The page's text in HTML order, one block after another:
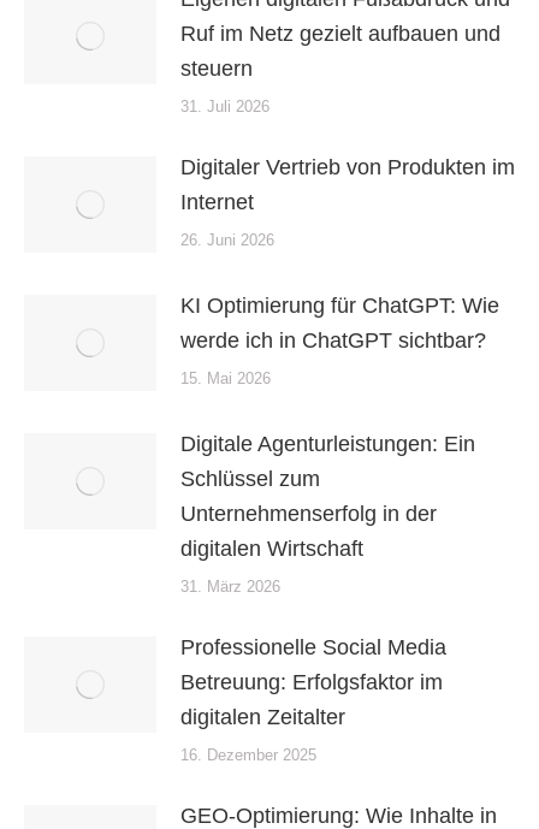
Ruf im Netz gezielt aufbauen und
steuern
31. Juli 2026
Digitaler Vertrieb von Produkten im
Internet
26. Juni 2026
KI Optimierung für ChatGPT: Wie
werde ich in ChatGPT sichtbar?
15. Mai 2026
Digitale Agenturleistungen: Ein
Schlüssel zum
Unternehmenserfolg in der
digitalen Wirtschaft
31. März 2026
Professionelle Social Media
Betreuung: Erfolgsfaktor im
digitalen Zeitalter
16. Dezember 2025
GEO-Optimierung: Wie Inhalte in